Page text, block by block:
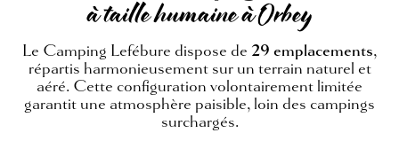
à taille humaine à Orbey
Le Camping Lefébure dispose de 29 emplacements,
répartis harmonieusement sur un terrain naturel et
aéré. Cette configuration volontairement limitée
garantit une atmosphère paisible, loin des campings
surchargés.